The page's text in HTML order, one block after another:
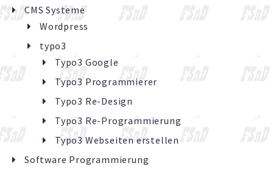
CMS Systeme
Wordpress
typo3
Typo3 Google
Typo3 Programmierer
Typo3 Re-Design
Typo3 Re-Programmierung
Typo3 Webseiten erstellen
Software Programmierung